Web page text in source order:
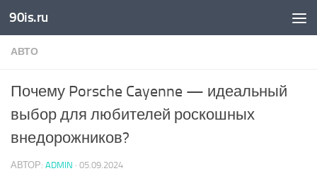
Skip to content
90is.ru
АВТО
Почему Porsche Cayenne — идеальный
выбор для любителей роскошных
внедорожников?
АВТОР: ADMIN · 05.09.2024